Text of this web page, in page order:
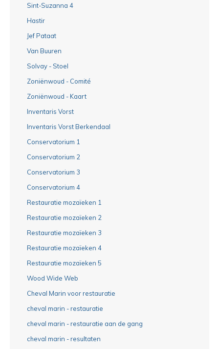
Sint-Suzanna 4
Hastir
Jef Pataat
Van Buuren
Solvay - Stoel
Zoniënwoud - Comité
Zoniënwoud - Kaart
Inventaris Vorst
Inventaris Vorst Berkendaal
Conservatorium 1
Conservatorium 2
Conservatorium 3
Conservatorium 4
Restauratie mozaïeken 1
Restauratie mozaïeken 2
Restauratie mozaïeken 3
Restauratie mozaïeken 4
Restauratie mozaïeken 5
Wood Wide Web
Cheval Marin voor restauratie
cheval marin - restauratie
cheval marin - restauratie aan de gang
cheval marin - resultaten